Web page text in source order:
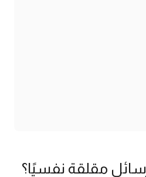
مقلقة نفسيًا؟